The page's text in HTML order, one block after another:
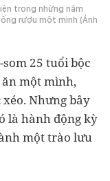
trong những năm
rượu một mình (Ảnh
25 tuổi bộc
một mình,
Nhưng bây
là hành động kỳ
một trào lưu